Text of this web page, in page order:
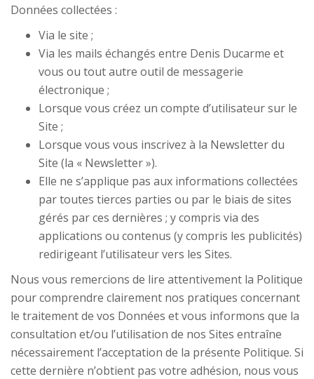
Données collectées :
Via le site ;
Via les mails échangés entre Denis Ducarme et
vous ou tout autre outil de messagerie
électronique ;
Lorsque vous créez un compte d’utilisateur sur le
Site ;
Lorsque vous vous inscrivez à la Newsletter du
Site (la « Newsletter »).
Elle ne s’applique pas aux informations collectées
par toutes tierces parties ou par le biais de sites
gérés par ces dernières ; y compris via des
applications ou contenus (y compris les publicités)
redirigeant l’utilisateur vers les Sites.
Nous vous remercions de lire attentivement la Politique
pour comprendre clairement nos pratiques concernant
le traitement de vos Données et vous informons que la
consultation et/ou l’utilisation de nos Sites entraîne
nécessairement l’acceptation de la présente Politique. Si
cette dernière n’obtient pas votre adhésion, nous vous